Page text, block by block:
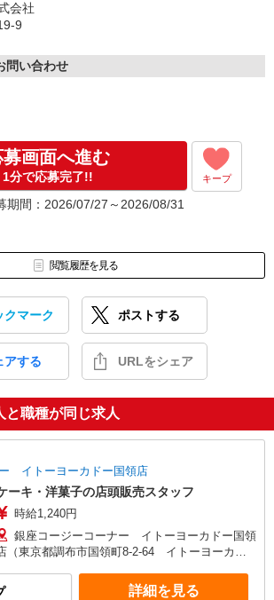
会社
9
問い合わせ
募画面へ進む
1分で応募完了!! キープ
期間：2026/07/27～2026/08/31
閲覧履歴を見る
クマーク ポストする
アする URLをシェア
と職種が同じ求人
イトーヨーカドー国領店
ーキ・洋菓子の店頭販売スタッフ
時給1,240円
銀座コージーコーナー イトーヨーカドー国領
（東京都調布市国領町8-2-64 イトーヨーカド
詳細を見る